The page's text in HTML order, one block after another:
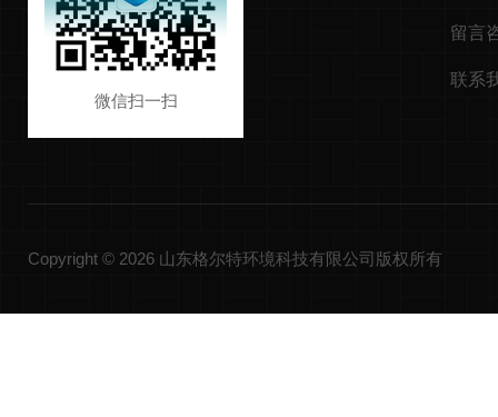
微信扫一扫
留言
联系
Copyright © 2026 山东格尔特环境科技有限公司版权所有